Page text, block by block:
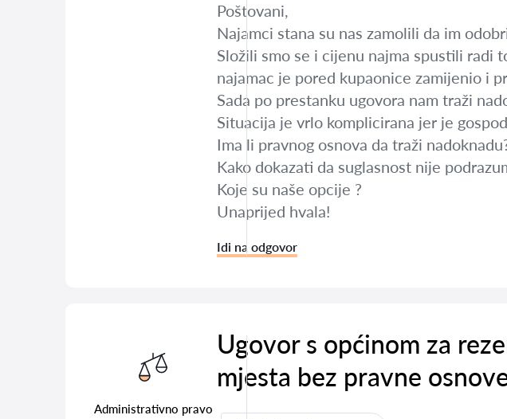
Poštovani,
Najamci stana su nas zamolili da im
Složili smo se i cijenu najma spustili radi
najamac je pored kupaonice zamijenio i
Sada po prestanku ugovora nam traži
Situacija je vrlo komplicirana jer je
Ima li pravnog osnova da traži
Kako dokazati da suglasnost nije
Koje su naše opcije ?
Unaprijed hvala!
Idi na odgovor
Administrativno pravo
Ugovor s općinom za
mjesta bez pravne